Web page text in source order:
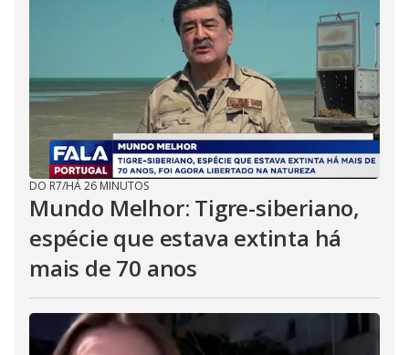
DO R7/HÁ 26 MINUTOS
Mundo Melhor: Tigre-siberiano,
espécie que estava extinta há
mais de 70 anos